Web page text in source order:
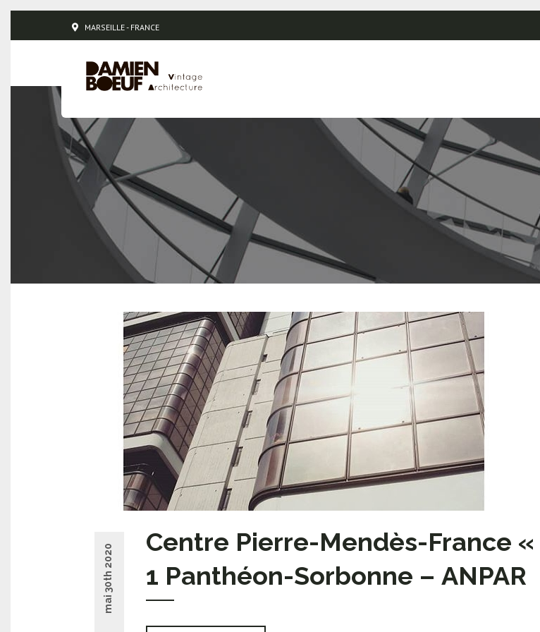
MARSEILLE - FRANCE
mai 30th 2020
Centre Pierre-Mendès-France
1 Panthéon-Sorbonne – ANPAR